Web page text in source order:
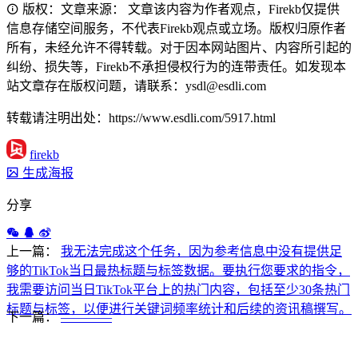
版权：文章来源： 文章该内容为作者观点，Firekb仅提供
信息存储空间服务，不代表Firekb观点或立场。版权归原作者
所有，未经允许不得转载。对于因本网站图片、内容所引起的
纠纷、损失等，Firekb不承担侵权行为的连带责任。如发现本
站文章存在版权问题，请联系：ysdl@esdli.com
转载请注明出处：https://www.esdli.com/5917.html
firekb
生成海报
分享
上一篇：
我无法完成这个任务，因为参考信息中没有提供足
够的TikTok当日最热标题与标签数据。要执行您要求的指令，
我需要访问当日TikTok平台上的热门内容，包括至少30条热门
标题与标签，以便进行关键词频率统计和后续的资讯稿撰写。
下一篇： ————